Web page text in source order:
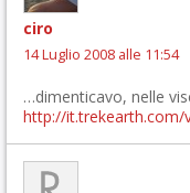
ciro
14 Luglio 2008 alle 11:54
…dimenticavo, nelle
http://it.trekearth.com/